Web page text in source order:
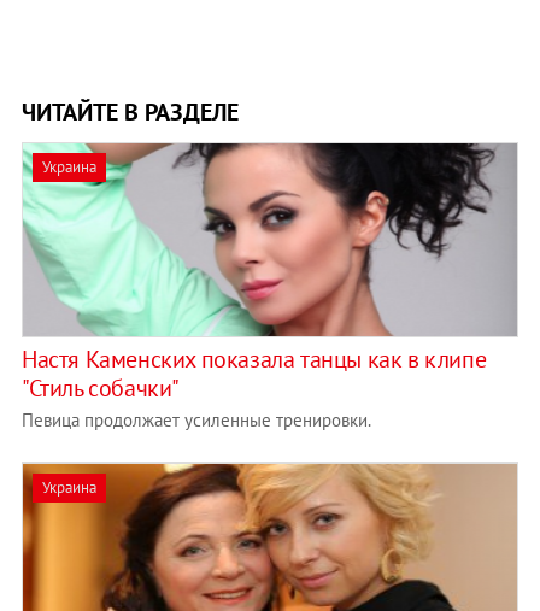
ЧИТАЙТЕ В РАЗДЕЛЕ
Украина
Настя Каменских показала танцы как в клипе
"Стиль собачки"
Певица продолжает усиленные тренировки.
Украина